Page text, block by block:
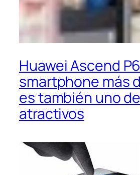
Huawei Ascend
smartphone más
es también uno
atractivos